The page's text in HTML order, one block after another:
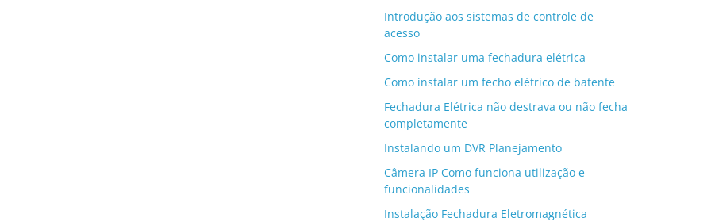
Introdução aos sistemas de controle de
acesso
Como instalar uma fechadura elétrica
Como instalar um fecho elétrico de batente
Fechadura Elétrica não destrava ou não fecha
completamente
Instalando um DVR Planejamento
Câmera IP Como funciona utilização e
funcionalidades
Instalação Fechadura Eletromagnética